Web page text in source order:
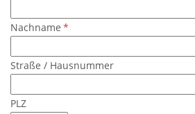
Nachname *
Straße / Hausnummer
PLZ